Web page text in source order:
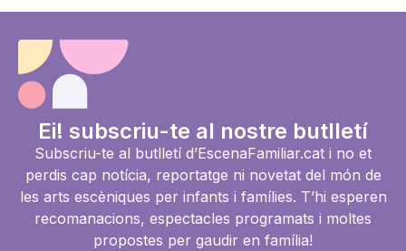
Ei! subscriu-te al nostre butlletí
Subscriu-te al butlletí d’EscenaFamiliar.cat i no et
perdis cap notícia, reportatge ni novetat del món de
les arts escèniques per infants i famílies. T’hi esperen
recomanacions, espectacles programats i moltes
propostes per gaudir en família!